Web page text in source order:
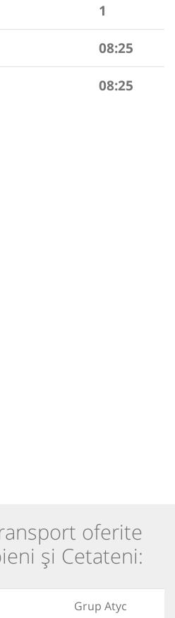
1
08:25
08:25
oferite
și Cetateni:
Grup Atyc